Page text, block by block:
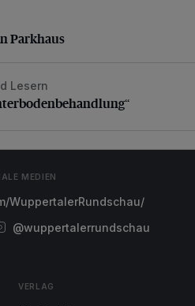
Parkhaus
Parkhaus
Lesern
MEDIEN
WuppertalerRundschau/
@wuppertalerrundschau
VERLAG